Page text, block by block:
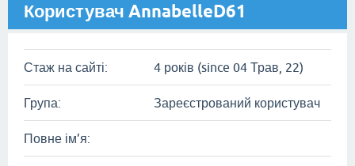
Користувач AnnabelleD61
Стаж на сайті: 4 років (since 04 Трав, 22)
Група: Зареєстрований користувач
Повне ім’я: